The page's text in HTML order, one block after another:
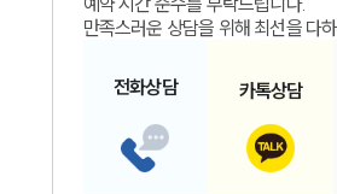
만족스러운 상담을 위해 최선을 다
전화상담 카톡상담